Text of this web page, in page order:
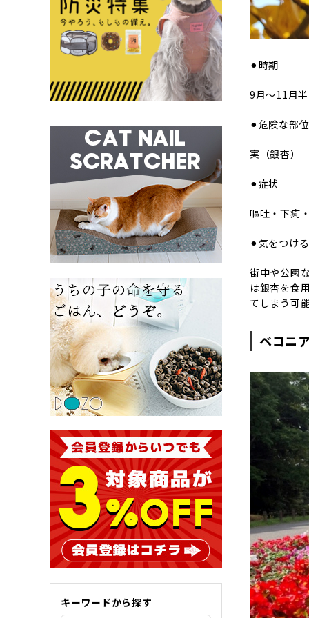
⚫︎時期
9月〜11月
⚫︎危険な部位
実（銀杏）
⚫︎症状
嘔吐・下痢
⚫︎気をつけ
街中や公園
は銀杏を食
てしまう可
ベコニ
キーワードから探す